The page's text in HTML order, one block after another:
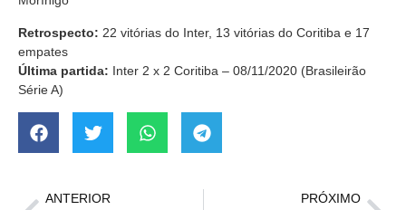
Retrospecto: 22 vitórias do Inter, 13 vitórias do Coritiba e 17
empates
Última partida: Inter 2 x 2 Coritiba – 08/11/2020 (Brasileirão
Série A)
ANTERIOR PRÓXIMO